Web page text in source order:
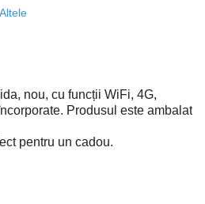
Altele
nou, cu funcții WiFi, 4G,
Produsul este ambalat
pentru un cadou.